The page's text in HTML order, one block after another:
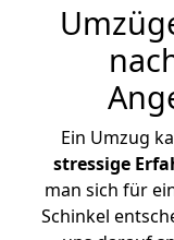
Ein Umzug
stressige
man sich für
Schinkel